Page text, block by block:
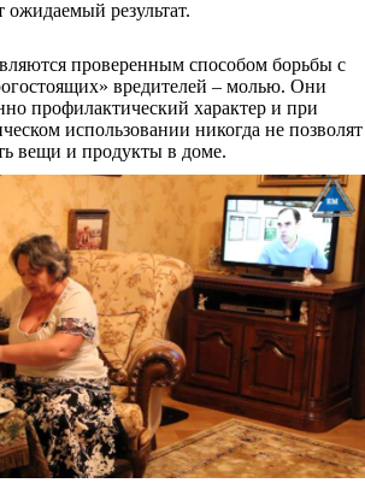
ожидаемый результат.
проверенным способом борьбы с
вредителей – молью. Они
профилактический характер и при
использовании никогда не позволят
вещи и продукты в доме.